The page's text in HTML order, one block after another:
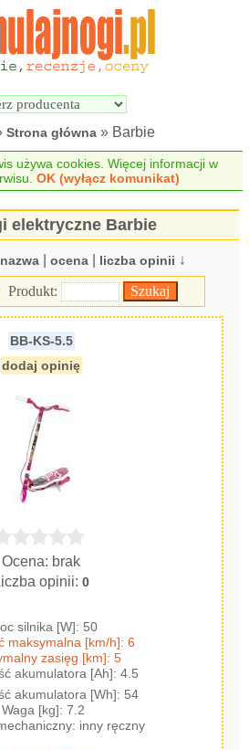
Wyszukiwarka
elektrycznych
Strona główna » Barbie
używa cookies. Więcej informacji w
OK (wyłącz komunikat)
elektryczne Barbie
nazwa ocena liczba opinii ↓
Produkt:
BB-KS-5.5
dodaj opinię
Ocena: brak
opinii:0
silnika [W]: 50
maksymalna [km/h]: 6
zasięg [km]: 5
akumulatora [Ah]: 4.5
akumulatora [Wh]: 54
Waga [kg]: 7.2
inny ręczny